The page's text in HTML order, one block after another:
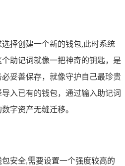
择创建一个新的钱包,此时系统
助记词就像一把神奇的钥匙，是
妥善保存，就像守护自己最珍贵
入已有的钱包，通过输入助记词
字资产无缝迁移。
安全,需要设置一个强度较高的